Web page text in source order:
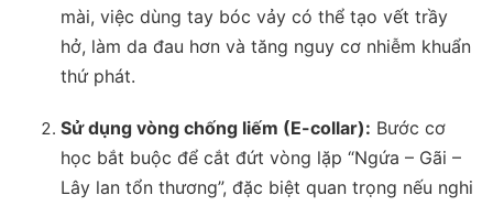
mài, việc dùng tay bóc vảy có thể tạo vết trầy
hở, làm da đau hơn và tăng nguy cơ nhiễm khuẩn
thứ phát.
Sử dụng vòng chống liếm (E-collar): Bước cơ
học bắt buộc để cắt đứt vòng lặp “Ngứa – Gãi –
Lây lan tổn thương”, đặc biệt quan trọng nếu nghi